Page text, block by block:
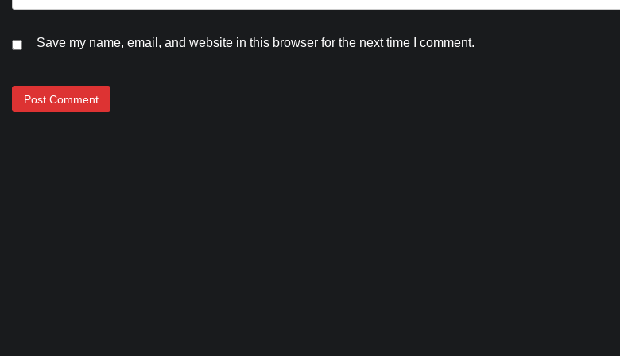
Save my name, email, and website in this browser for the next time I comment.